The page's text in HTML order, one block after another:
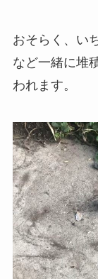
おそらく、い
など一緒に堆
われます。